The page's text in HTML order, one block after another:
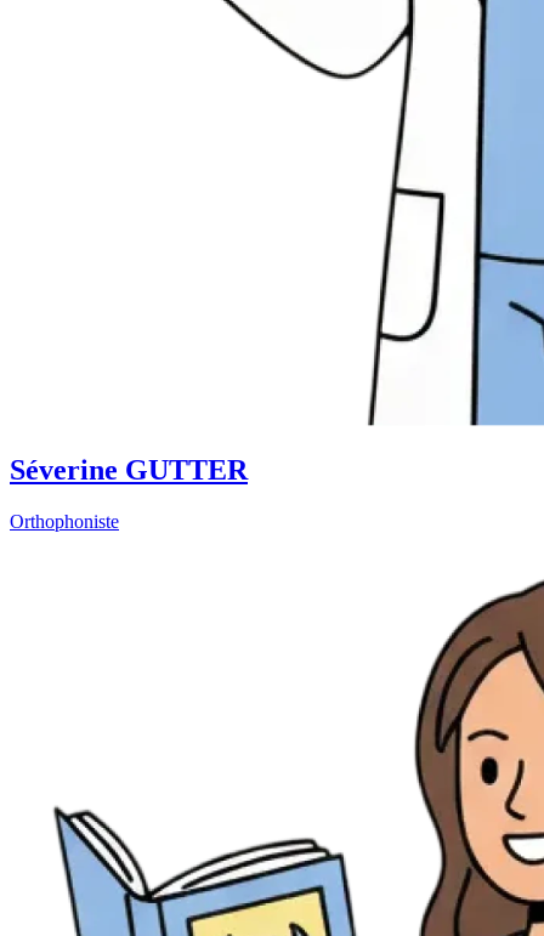
Séverine GUTTER
Orthophoniste